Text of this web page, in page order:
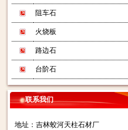
阻车石
火烧板
路边石
台阶石
联系我们
地址：吉林蛟河天柱石材厂